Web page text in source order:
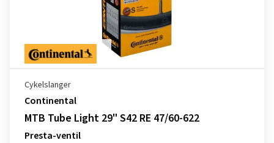
Cykelslanger
Continental
MTB Tube Light 29" S42 RE 47/60-622
Presta-ventil